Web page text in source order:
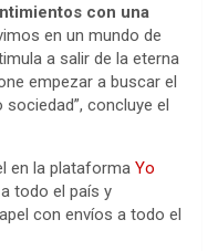
con una
en un mundo de
a salir de la eterna
empezar a buscar el
concluye el
en la plataforma Yo
todo el país y
con envíos a todo el